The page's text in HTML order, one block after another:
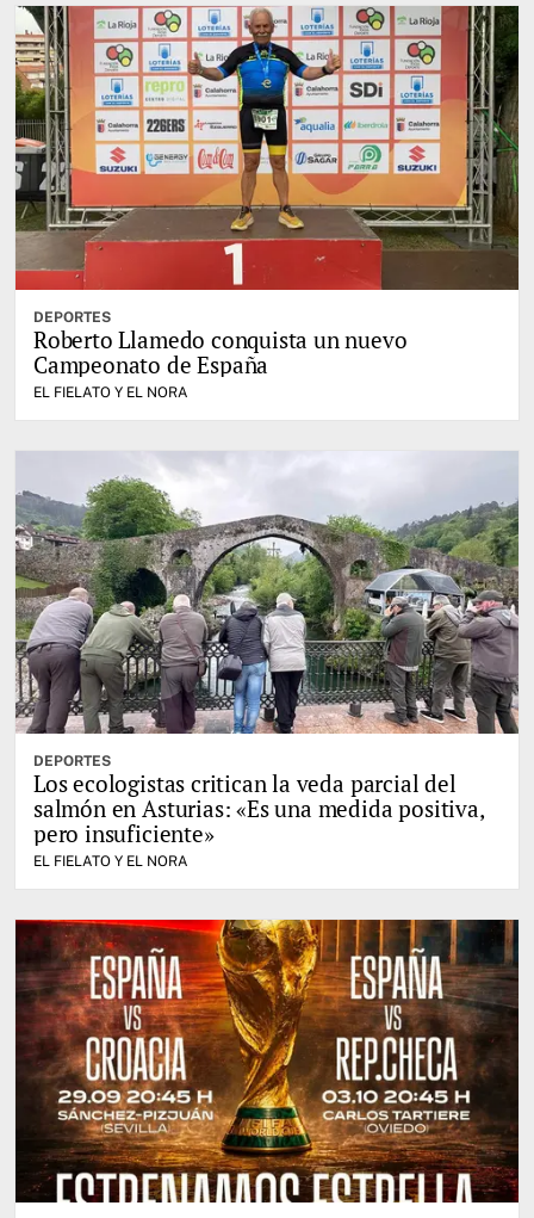
DEPORTES
Roberto Llamedo conquista un nuevo
Campeonato de España
EL FIELATO Y EL NORA
DEPORTES
Los ecologistas critican la veda parcial del
salmón en Asturias: «Es una medida positiva,
pero insuficiente»
EL FIELATO Y EL NORA